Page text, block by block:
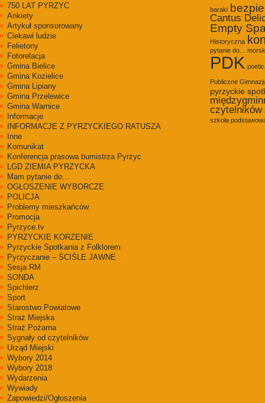
750 LAT PYRZYC
Ankiety
Artykuł sponsorowany
Ciekawi ludzie
Felietony
Fotorelacja
Gmina Bielice
Gmina Kozielice
Gmina Lipiany
Gmina Przelewice
Gmina Warnice
Informacje
INFORMACJE Z PYRZYCKIEGO RATUSZA
Inne
Komunikat
Konferencja prasowa bumistrza Pyrzyc
LGD ZIEMIA PYRZYCKA
Mam pytanie do…
OGŁOSZENIE WYBORCZE
POLICJA
Problemy mieszkańców
Promocja
Pyrzyce.tv
PYRZYCKIE KORZENIE
Pyrzyckie Spotkania z Folklorem
Pyrzyczanie – ŚCIŚLE JAWNE
Sesja RM
SONDA
Spichlerz
Sport
Starostwo Powiatowe
Straż Miejska
Straż Pożarna
Sygnały od czytelników
Urząd Miejski
Wybory 2014
Wybory 2018
Wydarzenia
Wywiady
Zapowiedzi/Ogłoszenia
baraki
Cantus
Empty
Historyczna
pytanie do...
PDK
Publiczne
pyrzyckie
czytelników
szkoła